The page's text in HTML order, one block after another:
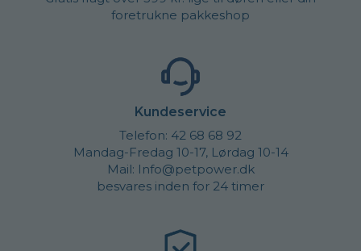
foretrukne pakkeshop
Kundeservice
Telefon: 42 68 68 92
Mandag-Fredag 10-17, Lørdag 10-14
Mail: Info@petpower.dk
besvares inden for 24 timer